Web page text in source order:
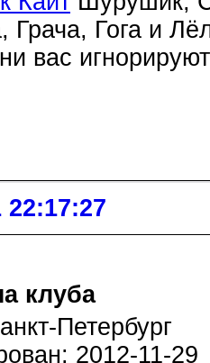
Гога и
вас игнорируют
22:17:27
клуба
Петербург
2012-11-29